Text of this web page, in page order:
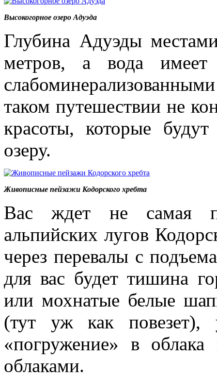
Высокогорное озеро Адуэда
Глубина Адуэды
метров, а вода
таком путешествии не
красоты, которые
озеру.
Живописные пейзажи Кодорского хребта
Вас ждет не самая
альпийских лугов
через перевалы с
для вас будет тишина
или мохнатые белые
(тут уж как повезет),
«погружение» в облака
облаками.